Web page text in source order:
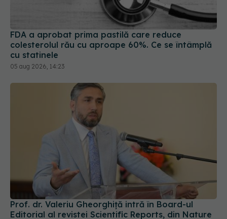
FDA a aprobat prima pastilă care reduce
colesterolul rău cu aproape 60%. Ce se întâmplă
cu statinele
05 aug 2026, 14:23
Prof. dr. Valeriu Gheorghiță intră în Board-ul
Editorial al revistei Scientific Reports, din Nature
Portfolio
05 aug 2026, 21:09